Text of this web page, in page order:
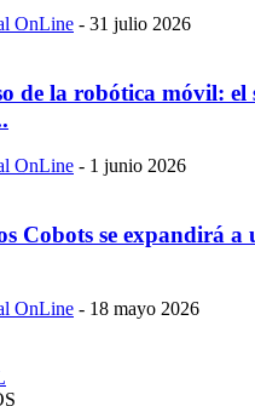
OnLine - 31 julio 2026
de la robótica móvil: el
OnLine - 1 junio 2026
Cobots se expandirá a
OnLine - 18 mayo 2026